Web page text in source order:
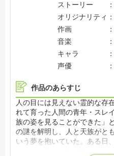
ストーリー
オリジナリティ
作画
音楽
キャラ
声優
作品のあらすじ
人の目には見えない霊的な存
れて育った人間の青年・スレ
族の姿を見ることができた」
の謎を解明し、人と天族がと
いう夢を抱いていた。ある日